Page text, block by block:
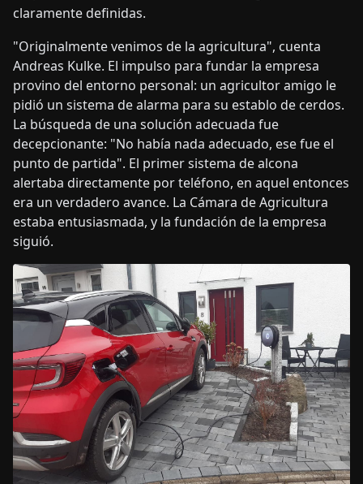
claramente definidas.
"Originalmente venimos de la agricultura", cuenta
Andreas Kulke. El impulso para fundar la empresa
provino del entorno personal: un agricultor amigo le
pidió un sistema de alarma para su establo de cerdos.
La búsqueda de una solución adecuada fue
decepcionante: "No había nada adecuado, ese fue el
punto de partida". El primer sistema de alcona
alertaba directamente por teléfono, en aquel entonces
era un verdadero avance. La Cámara de Agricultura
estaba entusiasmada, y la fundación de la empresa
siguió.